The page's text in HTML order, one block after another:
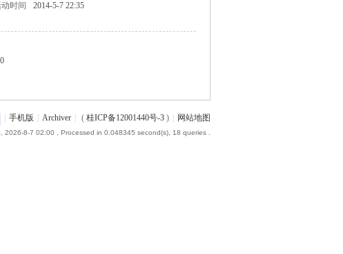
时间
2014-5-7 22:35
0
手机版 Archiver ( 桂ICP备12001440号-3 ) 网站地图
2026-8-7 02:00 , Processed in 0.048345 second(s), 18 queries .